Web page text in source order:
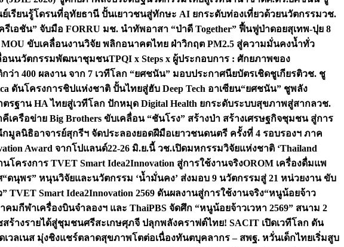
ย์เรียนรู้โดรนที่อุทัยธานี ปั้นเยาวชนสู่ทักษะ AI ยกระดับท่องเที่ยวด้วยนวัตกรรมวช.
รีเอชัน” จับมือ FORRU มช. นำทัพอาสา “ป่าดี Together” ฟื้นฟูป่าดอยสุเทพ-ปุย 8
ขับเคลื่อนงานวิจัย พลิกอนาคตไทย ฝ่าวิกฤต PM2.5 สู่ความมั่นคงน้ำทั่ว
ลื่อนนวัตกรรมพัฒนาชุมชนTPQI x Steps x ผู้ประกอบการ : ศักยภาพของ
า 400 ผลงาน จาก 7 เวทีโลก “ยศชนัน” มอบประกาศนียบัตรเชิดชูเกียรติวช. ชู
ดันโครงการชิปแห่งชาติ ปั้นไทยสู่ฮับ Deep Tech อาเซียน“ยศชนัน” ชูพลัง
รฐาน HA ไทยสู่เวทีโลก ปักหมุด Digital Health ยกระดับระบบสุขภาพสู่สากลวช.
เครือข่าย Big Brothers ขับเคลื่อน “ชันโรง” สร้างป่า สร้างเศรษฐกิจชุมชน สู่การ
มูลนิธิอาจารย์สุกรีฯ จัดประลองยอดฝีมือเยาวชนดนตรี ครั้งที่ 4 รอบรองฯ ภาค
Award จากโปแลนด์22-26 มิ.ย.นี้ วช.เปิดมหกรรมวิจัยแห่งชาติ ‘Thailand
ครงการ TVET Smart Idea2Innovation สู่การใช้งานจริงOROM เครื่องดื่มแพ
“ดนุพร” หนุนวิจัยและนวัตกรรม ‘น้ำมั่นคง’ ส่งมอบ 9 นวัตกรรมสู่ 21 หน่วยงาน ขับ
Smart Idea2Innovation 2569 ดันผลงานสู่การใช้งานจริง“หนูน้อยจ้าว
มกีฬาเครื่องบินจำลองฯ และ ThaiPBS จัดศึก “หนูน้อยจ้าวเวหา 2569” สนาม 2
ร้างรายได้สู่ชุมชนศรีสะเกษศุภจี ปลุกพลังคราฟต์ไทย! SACIT เปิดเวทีโลก ดัน
เวลเนส มุ่งชิงแชร์ตลาดสุขภาพโตต่อเนื่องทันตบุคลากร – สพฐ. หวั่นเด็กไทยเริ่มสูบ